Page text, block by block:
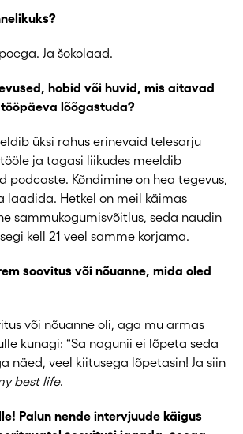
Ja šokolaad.
hobid või huvid, mis aitavad
lõõgastuda?
üksi rahus erinevaid telesarju
ja tagasi liikudes meeldib
podcaste. Kõndimine on hea tegevus,
laadida. Hetkel on meil käimas
sammukogumisvõitlus, seda naudin
kell 21 veel samme korjama.
soovitus või nõuanne, mida oled
või nõuanne oli, aga mu armas
kunagi: “Sa nagunii ei lõpeta seda
näed, veel kiitusega lõpetasin! Ja siin
best life.
Palun nende intervjuude käigus